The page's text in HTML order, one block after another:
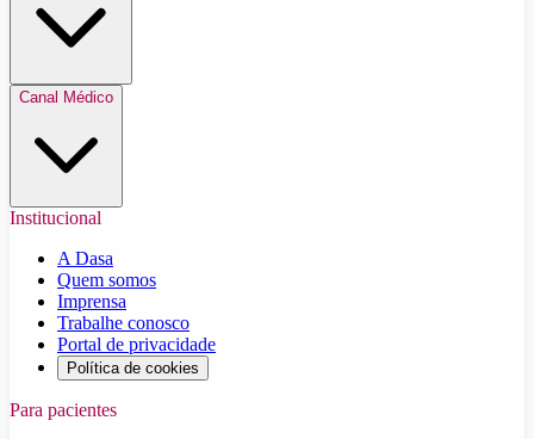
Canal Médico
Institucional
A Dasa
Quem somos
Imprensa
Trabalhe conosco
Portal de privacidade
Política de cookies
Para pacientes